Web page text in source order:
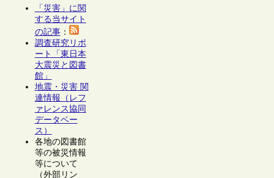
「災害」に関
する当サイト
の記事：
調査研究リポ
ート「東日本
大震災と図書
館」
地震・災害 関
連情報（レフ
ァレンス協同
データベー
ス）
各地の図書館
等の被災情報
等について
（外部リン